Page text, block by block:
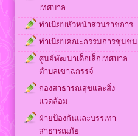
เทศบาล
ทำเนียบหัวหน้าส่วนราชการ
ทำเนียบคณะกรรมการชุมชน
ศูนย์พัฒนาเด็กเล็กเทศบาล
ตำบลเขาฉกรรจ์
กองสาธารณสุขและสิ่ง
แวดล้อม
ฝ่ายป้องกันและบรรเทา
สาธารณภัย